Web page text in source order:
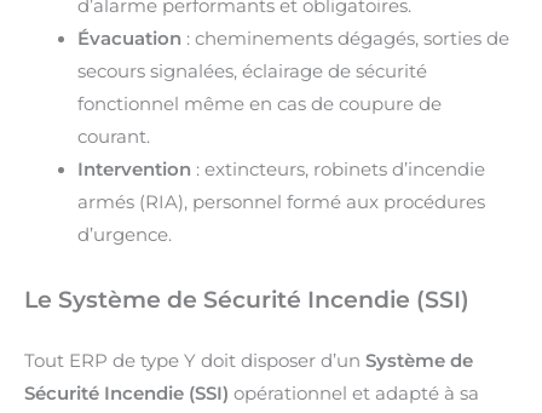
d’alarme performants et obligatoires.
Évacuation : cheminements dégagés, sorties de
secours signalées, éclairage de sécurité
fonctionnel même en cas de coupure de
courant.
Intervention : extincteurs, robinets d’incendie
armés (RIA), personnel formé aux procédures
d’urgence.
Le Système de Sécurité Incendie (SSI)
Tout ERP de type Y doit disposer d’un Système de
Sécurité Incendie (SSI) opérationnel et adapté à sa